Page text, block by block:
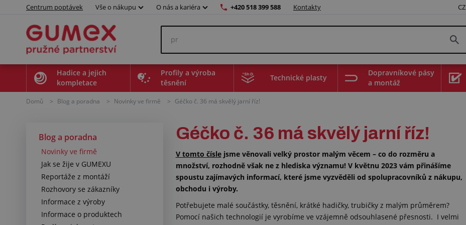
Centrum poptávek Vše o nákupu O nás a kariéra +420 518 399 588 Kontakty CZ
Hadice a jejich
kompletace
Profily a výroba
těsnění
Technické plasty
Dopravníkové pásy
a montáž
Domů > Blog a poradna > Novinky ve firmě > Géčko č. 36 má skvělý jarní říz!
Blog a poradna
Novinky ve firmě
Jak se žije v GUMEXU
Reportáže z montáží
Rozhovory se zákazníky
Informace z výroby
Informace o produktech
Géčko č. 36 má skvělý jarní říz!
V tomto číslejsme věnovali velký prostor malým věcem – co do rozměru a
množství, rozhodně však ne z hlediska významu! V květnu 2023 vám přinášíme
spoustu zajímavých informací, které jsme vyzvěděli od spolupracovníků z nákupu,
obchodu i výroby.
Potřebujete malé součástky, těsnění, krátké hadičky, trubičky z malým průměrem?
Pomocí našich technologií je vyrobíme ve vzájemně odsouhlasené přesnosti. I velmi